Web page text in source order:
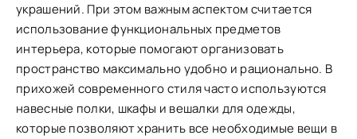
украшений. При этом важным аспектом считается
использование функциональных предметов
интерьера, которые помогают организовать
пространство максимально удобно и рационально. В
прихожей современного стиля часто используются
навесные полки, шкафы и вешалки для одежды,
которые позволяют хранить все необходимые вещи в